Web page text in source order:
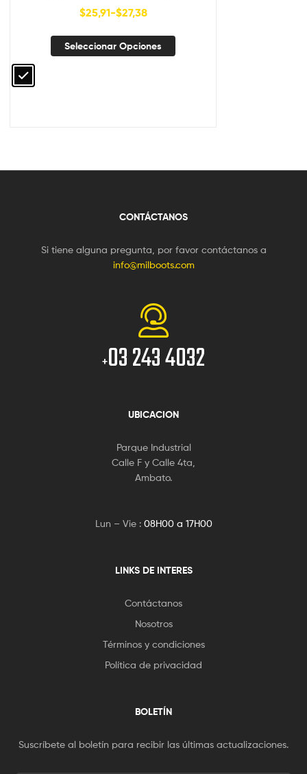
$25,91-$27,38
Seleccionar Opciones
CONTÁCTANOS
Si tiene alguna pregunta, por favor contáctanos a
info@milboots.com
+03 243 4032
UBICACION
Parque Industrial
Calle F y Calle 4ta,
Ambato.
Lun – Vie : 08H00 a 17H00
LINKS DE INTERES
Contáctanos
Nosotros
Términos y condiciones
Política de privacidad
BOLETÍN
Suscríbete al boletín para recibir las últimas actualizaciones.